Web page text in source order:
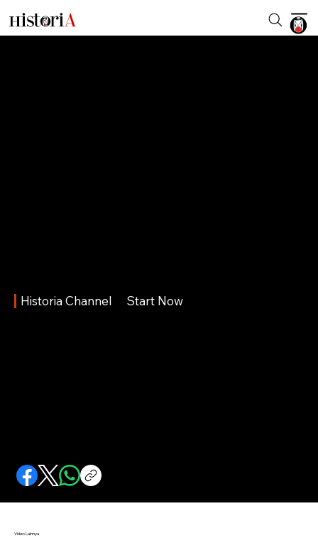
Historia Channel Start Now
Video Lainnya